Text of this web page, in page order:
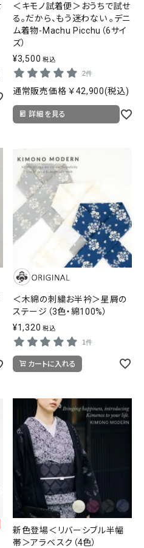
＜キモノ試着便＞おうちで試せ
る。だから、もう迷わない 。デニ
ム着物-Machu Picchu（6サイ
ズ）
¥3,500 税込
2件
通常販売価格 ￥42,900(税込)
詳細を見る
＜木綿の刺繍お半衿＞星屑の
ステージ（3色・綿100%）
¥1,320 税込
1件
カートに入れる
新色登場＜リバーシブル半幅
帯＞アラベスク（4色）